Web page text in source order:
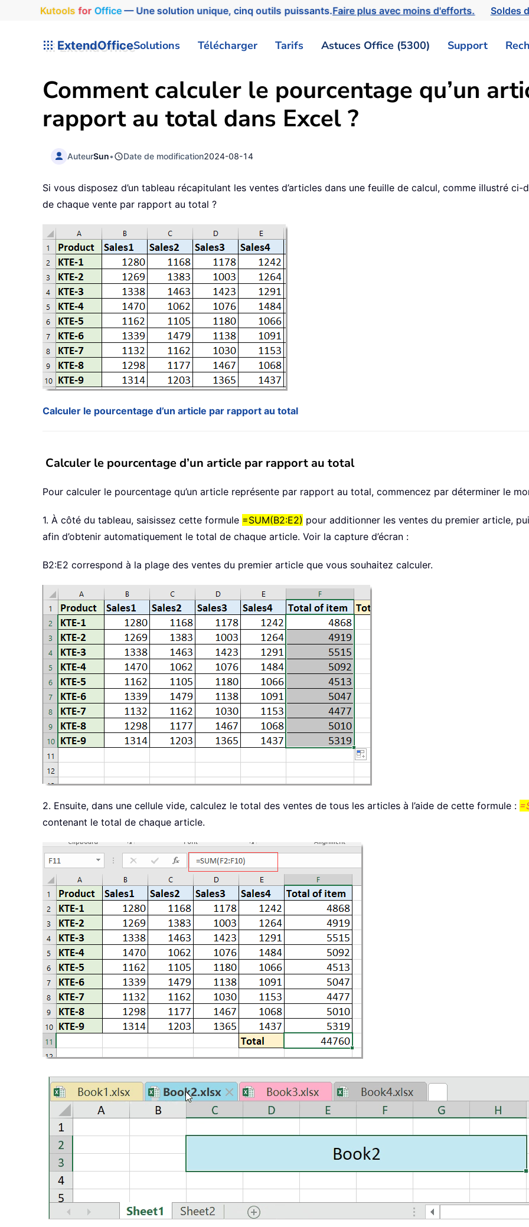
Kutools for Office— Une solution unique, cinq outils puissants.Faire plus avec moins d'efforts. Soldes
ExtendOfficeSolutions Télécharger Tarifs Astuces Office (5300) Support
Comment calculer le pourcentage qu’un
rapport au total dans Excel ?
AuteurSun• Date de modification2024-08-14
Si vous disposez d’un tableau récapitulant les ventes d’articles dans une feuille de calcul, comme illustré
de chaque vente par rapport au total ?
Calculer le pourcentage d’un article par rapport au total
Calculer le pourcentage d’un article par rapport au total
Pour calculer le pourcentage qu’un article représente par rapport au total, commencez par déterminer le
1. À côté du tableau, saisissez cette formule =SUM(B2:E2) pour additionner les ventes du premier article,
afin d’obtenir automatiquement le total de chaque article. Voir la capture d’écran :
B2:E2 correspond à la plage des ventes du premier article que vous souhaitez calculer.
2. Ensuite, dans une cellule vide, calculez le total des ventes de tous les articles à l’aide de cette formule :
contenant le total de chaque article.